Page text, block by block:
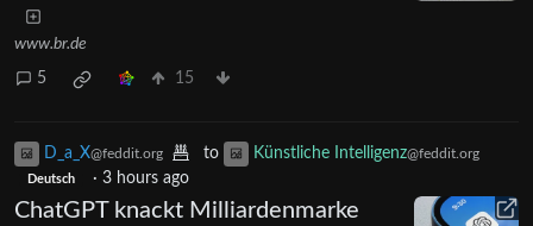
www.br.de
5 15
D_a_X@feddit.org to Künstliche Intelligenz@feddit.org
Deutsch · 3 hours ago
ChatGPT knackt Milliardenmarke